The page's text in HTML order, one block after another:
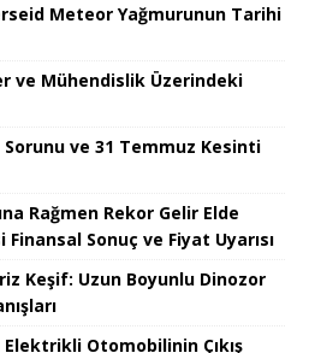
Meteor Yağmurunun Tarihi
ve Mühendislik Üzerindeki
ve 31 Temmuz Kesinti
Rağmen Rekor Gelir Elde
Sonuç ve Fiyat Uyarısı
Keşif: Uzun Boyunlu Dinozor
Otomobilinin Çıkış